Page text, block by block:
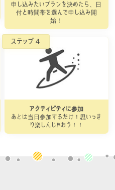
申し込みたいプランを決めたら、日
付と時間帯を選んで申し込み開
始！
アクティビティに参加
あとは当日参加するだけ！思いっき
り楽しんじゃおう！！